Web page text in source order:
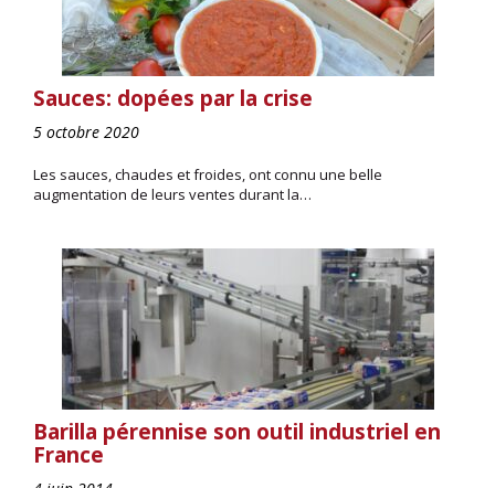
Sauces: dopées par la crise
5 octobre 2020
Les sauces, chaudes et froides, ont connu une belle
augmentation de leurs ventes durant la…
Barilla pérennise son outil industriel en
France